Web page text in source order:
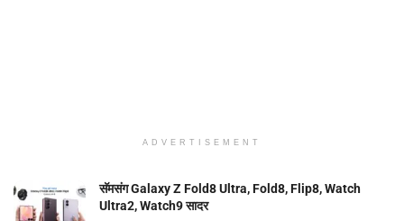
ADVERTISEMENT
सॅमसंग Galaxy Z Fold8 Ultra, Fold8, Flip8, Watch
Ultra2, Watch9 सादर